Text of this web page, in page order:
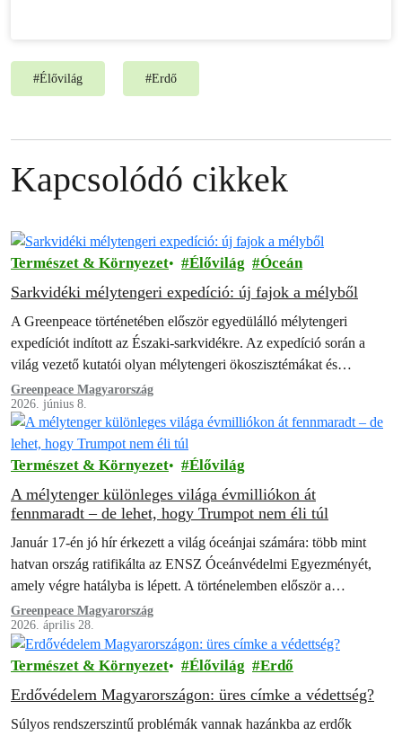
#Élővilág #Erdő
Kapcsolódó cikkek
Természet & Környezet Élővilág Óceán
Sarkvidéki mélytengeri expedíció: új fajok a mélyből
A Greenpeace történetében először egyedülálló mélytengeri
expedíciót indított az Északi-sarkvidékre. Az expedíció során a
világ vezető kutatói olyan mélytengeri ökoszisztémákat és
területeket tártak fel, amelyek mindezidáig rejtve voltak az
ember…
Greenpeace Magyarország
2026. június 8.
Természet & Környezet Élővilág
A mélytenger különleges világa évmilliókon át
fennmaradt – de lehet, hogy Trumpot nem éli túl
Január 17-én jó hír érkezett a világ óceánjai számára: több mint
hatvan ország ratifikálta az ENSZ Óceánvédelmi Egyezményét,
amely végre hatályba is lépett. A történelemben először a
kormányok tengeri védett…
Greenpeace Magyarország
2026. április 28.
Természet & Környezet Élővilág Erdő
Erdővédelem Magyarországon: üres címke a védettség?
Súlyos rendszerszintű problémák vannak hazánkba az erdők